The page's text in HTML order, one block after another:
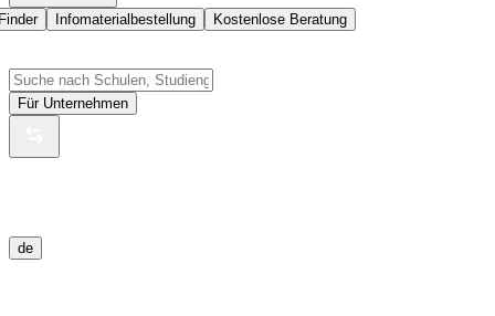
Infomaterialbestellung Kostenlose Beratung
Für Unternehmen
de